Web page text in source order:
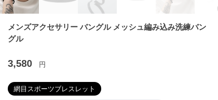
メンズアクセサリー バングル メッシュ編み込み洗練バン
グル
3,580 円
網目スポーツブレスレット